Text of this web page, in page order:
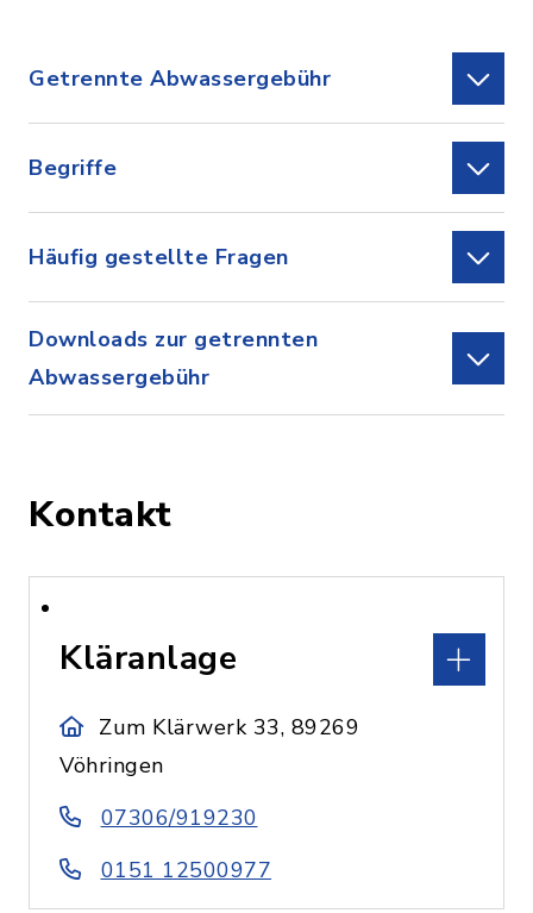
Getrennte Abwassergebühr
Begriffe
Häufig gestellte Fragen
Downloads zur getrennten
Abwassergebühr
Kontakt
Kläranlage
Zum Klärwerk 33, 89269
Vöhringen
07306/919230
0151 12500977